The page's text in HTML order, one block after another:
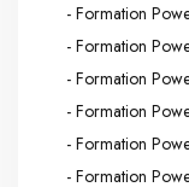
- Formation
- Formation
- Formation
- Formation
- Formation
- Formation